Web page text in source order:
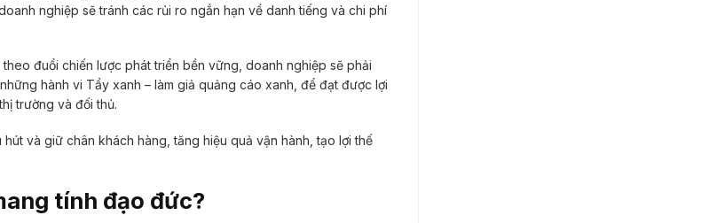
nghiệp sẽ tránh các rủi ro ngắn hạn về danh tiếng và chi phí
đuổi chiến lược phát triển bền vững, doanh nghiệp sẽ phải
hành vi Tẩy xanh – làm giả quảng cáo xanh, để đạt được lợi
trường và đối thủ.
và giữ chân khách hàng, tăng hiệu quả vận hành, tạo lợi thế
tính đạo đức?